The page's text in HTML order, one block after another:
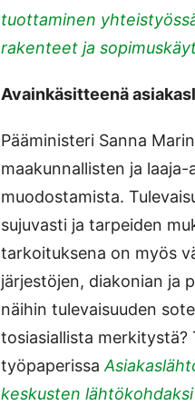
tuottaminen
rakenteet ja
Avainkäsitteenä
Pääministeri Sanna
maakunnallisten ja
muodostamista.
sujuvasti ja tarpeiden
tarkoituksena on myös
järjestöjen, diakonian ja
näihin tulevaisuuden
tosiasiallista
työpaperissa
keskusten lähtökohdaksi